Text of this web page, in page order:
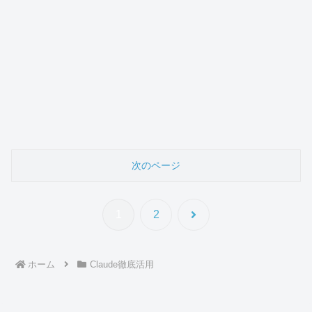
次のページ
2 次
ホーム Claude徹底活用